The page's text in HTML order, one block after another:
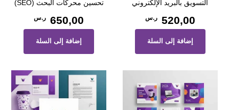
التسويق بالبريد الإلكتروني
520,00 ر.س
إضافة إلى السلة
تحسين محركات البحث (SEO)
650,00 ر.س
إضافة إلى السلة